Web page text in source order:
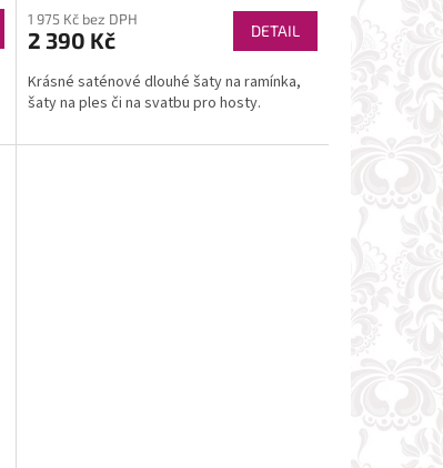
1 975 Kč bez DPH
2 390 Kč DETAIL
Krásné saténové dlouhé šaty na ramínka,
šaty na ples či na svatbu pro hosty.